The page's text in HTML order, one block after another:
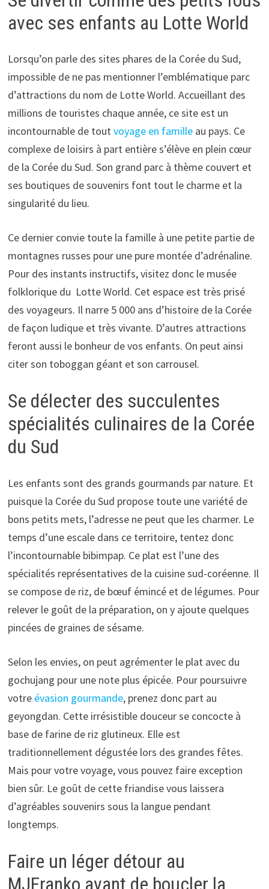
avec ses enfants au Lotte World
Lorsqu’on parle des sites phares de la Corée du Sud,
impossible de ne pas mentionner l’emblématique parc
d’attractions du nom de Lotte World. Accueillant des
millions de touristes chaque année, ce site est un
incontournable de toutvoyage en familleau pays. Ce
complexe de loisirs à part entière s’élève en plein cœur
de la Corée du Sud. Son grand parc à thème couvert et
ses boutiques de souvenirs font tout le charme et la
singularité du lieu.
Ce dernier convie toute la famille à une petite partie de
montagnes russes pour une pure montée d’adrénaline.
Pour des instants instructifs, visitez donc le musée
folklorique du Lotte World. Cet espace est très prisé
des voyageurs. Il narre 5 000 ans d’histoire de la Corée
de façon ludique et très vivante. D’autres attractions
feront aussi le bonheur de vos enfants. On peut ainsi
citer son toboggan géant et son carrousel.
Se délecter des succulentes
spécialités culinaires de la Corée
du Sud
Les enfants sont des grands gourmands par nature. Et
puisque la Corée du Sud propose toute une variété de
bons petits mets, l’adresse ne peut que les charmer. Le
temps d’une escale dans ce territoire, tentez donc
l’incontournable bibimpap. Ce plat est l’une des
spécialités représentatives de la cuisine sud-coréenne. Il
se compose de riz, de bœuf émincé et de légumes. Pour
relever le goût de la préparation, on y ajoute quelques
pincées de graines de sésame.
Selon les envies, on peut agrémenter le plat avec du
gochujang pour une note plus épicée. Pour poursuivre
votre évasion gourmande, prenez donc part au
geyongdan. Cette irrésistible douceur se concocte à
base de farine de riz glutineux. Elle est
traditionnellement dégustée lors des grandes fêtes.
Mais pour votre voyage, vous pouvez faire exception
bien sûr. Le goût de cette friandise vous laissera
d’agréables souvenirs sous la langue pendant
longtemps.
Faire un léger détour au
MJFranko avant de boucler la